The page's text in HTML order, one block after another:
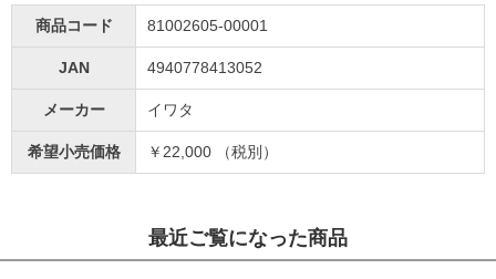
商品コード 81002605-00001
JAN 4940778413052
メーカー イワタ
希望小売価格 ￥22,000 （税別）
最近ご覧になった商品